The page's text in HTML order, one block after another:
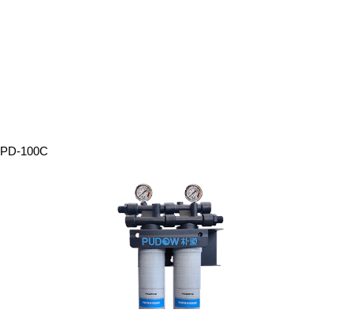
PD-100C